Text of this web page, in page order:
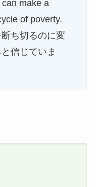
make a
of poverty.
ち切るのに変
信じていま